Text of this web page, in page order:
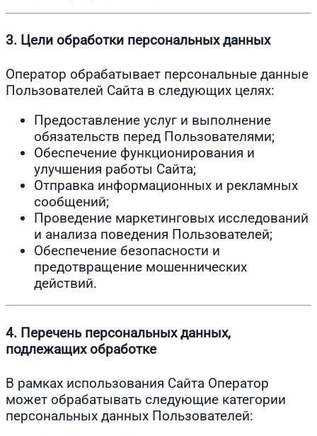
3. Цели обработки персональных данных
Оператор обрабатывает персональные данные
Пользователей Сайта в следующих целях:
Предоставление услуг и выполнение
обязательств перед Пользователями;
Обеспечение функционирования и
улучшения работы Сайта;
Отправка информационных и рекламных
сообщений;
Проведение маркетинговых исследований
и анализа поведения Пользователей;
Обеспечение безопасности и
предотвращение мошеннических
действий.
4. Перечень персональных данных,
подлежащих обработке
В рамках использования Сайта Оператор
может обрабатывать следующие категории
персональных данных Пользователей: